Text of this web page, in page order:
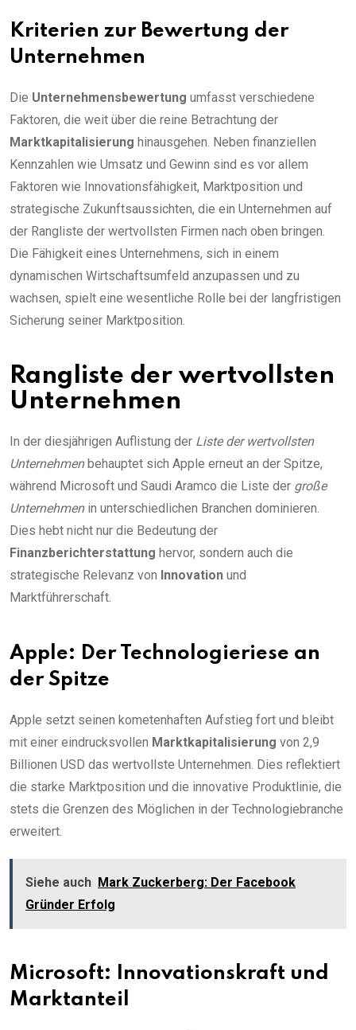
Kriterien zur Bewertung der
Unternehmen
Die Unternehmensbewertung umfasst verschiedene
Faktoren, die weit über die reine Betrachtung der
Marktkapitalisierung hinausgehen. Neben finanziellen
Kennzahlen wie Umsatz und Gewinn sind es vor allem
Faktoren wie Innovationsfähigkeit, Marktposition und
strategische Zukunftsaussichten, die ein Unternehmen auf
der Rangliste der wertvollsten Firmen nach oben bringen.
Die Fähigkeit eines Unternehmens, sich in einem
dynamischen Wirtschaftsumfeld anzupassen und zu
wachsen, spielt eine wesentliche Rolle bei der langfristigen
Sicherung seiner Marktposition.
Rangliste der wertvollsten
Unternehmen
In der diesjährigen Auflistung der Liste der wertvollsten
Unternehmenbehauptet sich Apple erneut an der Spitze,
während Microsoft und Saudi Aramco die Liste der große
Unternehmenin unterschiedlichen Branchen dominieren.
Dies hebt nicht nur die Bedeutung der
Finanzberichterstattung hervor, sondern auch die
strategische Relevanz von Innovation und
Marktführerschaft.
Apple: Der Technologieriese an
der Spitze
Apple setzt seinen kometenhaften Aufstieg fort und bleibt
mit einer eindrucksvollen Marktkapitalisierung von 2,9
Billionen USD das wertvollste Unternehmen. Dies reflektiert
die starke Marktposition und die innovative Produktlinie, die
stets die Grenzen des Möglichen in der Technologiebranche
erweitert.
Siehe auch Mark Zuckerberg: Der Facebook
Gründer Erfolg
Microsoft: Innovationskraft und
Marktanteil